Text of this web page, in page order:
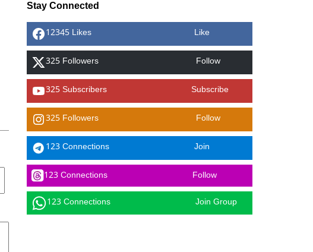
Stay Connected
12345 Likes Like
325 Followers Follow
325 Subscribers Subscribe
325 Followers Follow
123 Connections Join
123 Connections Follow
123 Connections Join Group